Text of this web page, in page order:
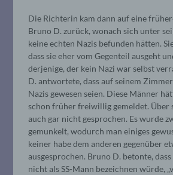
Die Richterin kam dann auf eine
Bruno D. zurück, wonach sich unter
keine echten Nazis befunden hätten.
dass sie eher vom Gegenteil ausgeht
derjenige, der kein Nazi war selbst
D. antwortete, dass auf seinem
Nazis gewesen seien. Diese Männer
schon früher freiwillig gemeldet. Über
auch gar nicht gesprochen. Es wurde
gemunkelt, wodurch man einiges
keiner habe dem anderen gegenüber
ausgesprochen. Bruno D. betonte,
nicht als SS-Mann bezeichnen würde,